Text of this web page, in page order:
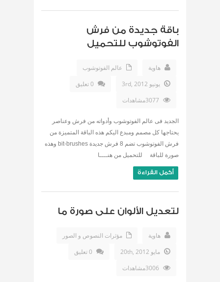
باقة جديدة من فرش
الفوتوشوب للتحميل
هاوية
عالم الفوتوشوب
يونيو 3rd, 2012
0 تعليق
الجديد فى عالم الفوتوشوب وأدواته من فرش وعناصر
يحتاجها كل مصمم ومبدع اليكم هذه الباقة المتميزة من
فرش الفوتوشوب تضم 8 فرش جديدة bit-brushes وهذه
صورة للباقة للتحميل من هنــــا
أكمل القراءة
لتعديل الألوان على صورة ما
هاوية
مؤثرات النصوص و الصور
مايو 20th, 2012
0 تعليق